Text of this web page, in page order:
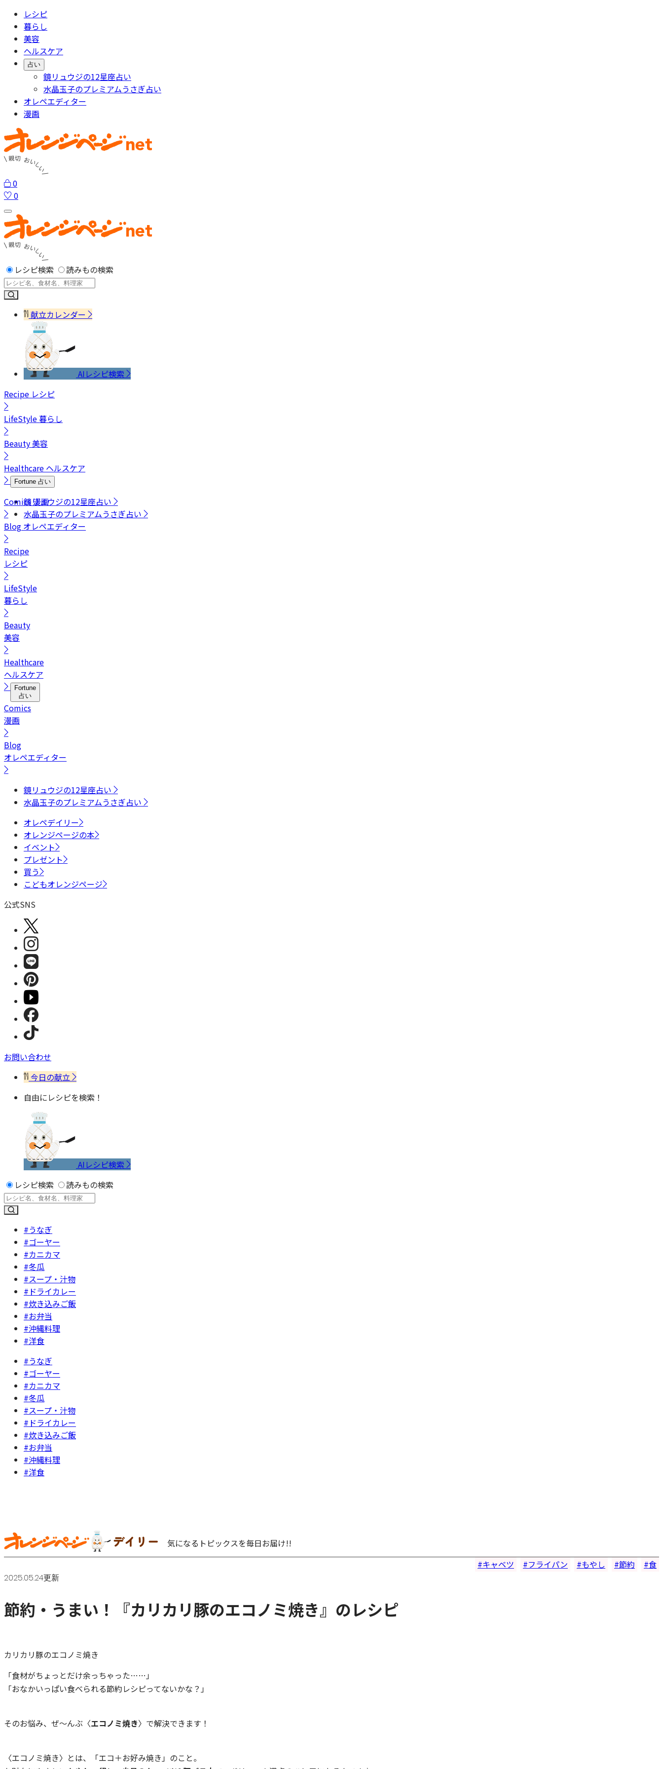
レシピ
暮らし
美容
ヘルスケア
占い
鏡リュウジの12星座占い
水晶玉子のプレミアムうさぎ占い
オレペエディター
漫画
0
0
レシピ検索 読みもの検索
献立カレンダー
AIレシピ検索
Recipe レシピ
LifeStyle暮らし
Beauty美容
Healthcare ヘルスケア
Fortune 占い
鏡リュウジの12星座占い
水晶玉子のプレミアムうさぎ占い
Comics漫画
Blog オレペエディター
Recipe
レシピ
LifeStyle
暮らし
Beauty
美容
Healthcare
ヘルスケア
Fortune
占い
Comics
漫画
Blog
オレペエディター
鏡リュウジの12星座占い
水晶玉子のプレミアムうさぎ占い
オレペデイリー
オレンジページの本
イベント
プレゼント
買う
こどもオレンジページ
公式SNS
お問い合わせ
今日の献立
自由にレシピを検索！
AIレシピ検索
レシピ検索
読みもの検索
#うなぎ
#ゴーヤー
#カニカマ
#冬瓜
#スープ・汁物
#ドライカレー
#炊き込みご飯
#お弁当
#沖縄料理
#洋食
#うなぎ
#ゴーヤー
#カニカマ
#冬瓜
#スープ・汁物
#ドライカレー
#炊き込みご飯
#お弁当
#沖縄料理
#洋食
気になるトピックスを毎日お届け!!
キャベツ
フライパン もやし 節約 食
2025.05.24更新
節約・うまい！『カリカリ豚のエコノミ焼き』のレシピ
カリカリ豚のエコノミ焼き
「食材がちょっとだけ余っちゃった……」
「おなかいっぱい食べられる節約レシピってないかな？」
そのお悩み、ぜ～んぶ〈エコノミ焼き〉で解決できます！
〈エコノミ焼き〉とは、「エコ＋お好み焼き」のこと。